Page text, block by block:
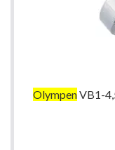
OlympenVB1-